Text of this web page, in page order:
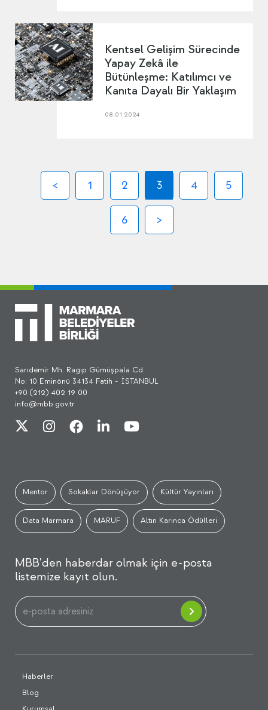
Kentsel Gelişim Sürecinde
Yapay Zekâ ile
Bütünleşme: Katılımcı ve
Kanıta Dayalı Bir Yaklaşım
08.01.2024
1 2 3 4 5
6
Sarıdemir Mh. Ragıp Gümüşpala Cd.
No: 10 Eminönü 34134 Fatih - İSTANBUL
+90 (212) 402 19 00
info@mbb.gov.tr
Mentor Sokaklar Dönüşüyor Kültür Yayınları
Data Marmara MARUF Altın Karınca Ödülleri
MBB'den haberdar olmak için e-posta
listemize kayıt olun.
Haberler
Blog